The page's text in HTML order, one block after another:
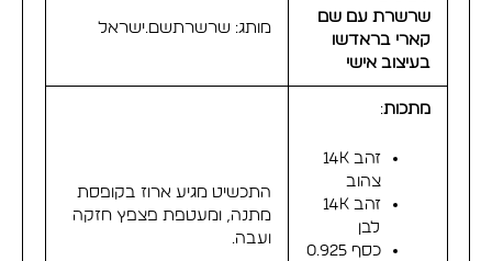
שרשרת עם שם
קארי בראדשו
בעיצוב אישי
מותג: שרשרתשם.ישראל
מתכות:
זהב 14K
צהוב
זהב 14K
לבן
כסף 0.925
התכשיט מגיע ארוז בקופסת
מתנה, ומעטפת פצפץ חזקה
ועבה.